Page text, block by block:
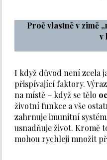
Proč vlastně v zimě
v
I když důvod není zcela
přispívající faktory.
na místě – když se tělo
životní funkce a vše
zahrnuje imunitní
usnadňuje život. Kromě
mohou rychleji množit